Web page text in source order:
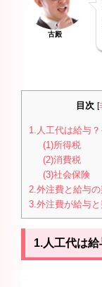
古殿
目次 [
1.人工代は給与
(1)所得税
(2)消費税
(3)社会保険
2.外注費と給与
3.外注費が給与
1.人工代は